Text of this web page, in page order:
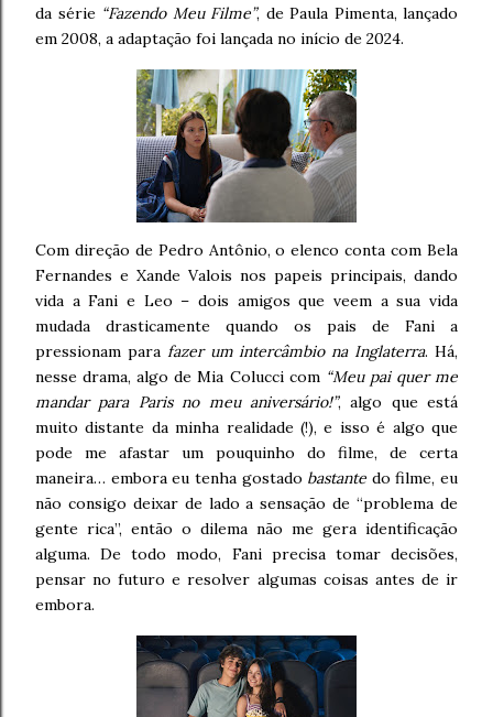
da série “Fazendo Meu Filme”, de Paula Pimenta, lançado
em 2008, a adaptação foi lançada no início de 2024.
Com direção de Pedro Antônio, o elenco conta com Bela
Fernandes e Xande Valois nos papeis principais, dando
vida a Fani e Leo – dois amigos que veem a sua vida
mudada drasticamente quando os pais de Fani a
pressionam para fazer um intercâmbio na Inglaterra. Há,
nesse drama, algo de Mia Colucci com “Meu pai quer me
mandar para Paris no meu aniversário!”, algo que está
muito distante da minha realidade (!), e isso é algo que
pode me afastar um pouquinho do filme, de certa
maneira… embora eu tenha gostado bastante do filme, eu
não consigo deixar de lado a sensação de “problema de
gente rica”, então o dilema não me gera identificação
alguma. De todo modo, Fani precisa tomar decisões,
pensar no futuro e resolver algumas coisas antes de ir
embora.